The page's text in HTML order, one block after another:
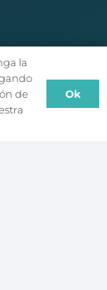
Biblioteca
la
de
Ok